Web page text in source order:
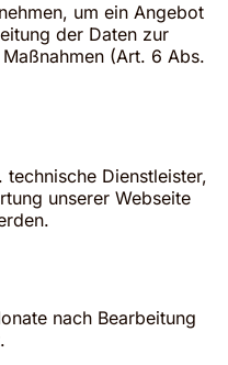
um ein Angebot
der Daten zur
(Art. 6 Abs.
Dienstleister,
unserer Webseite
nach Bearbeitung